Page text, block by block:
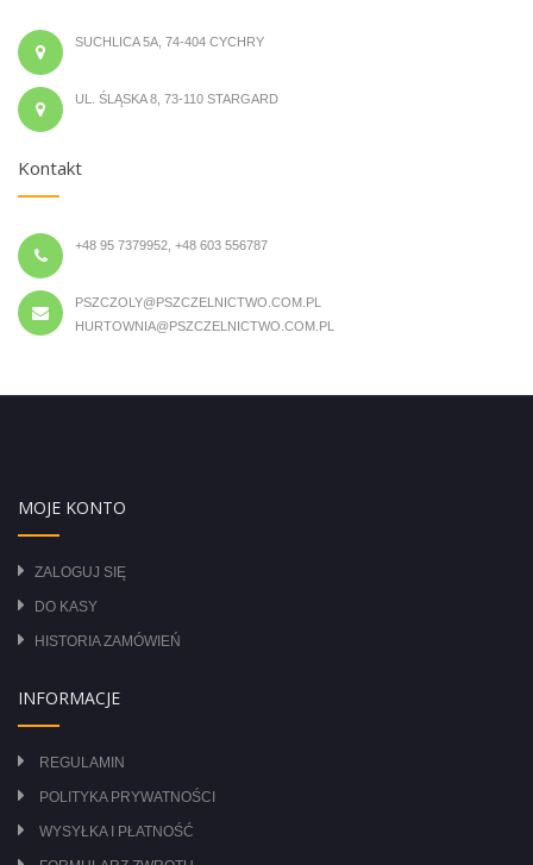
SUCHLICA 5A, 74-404 CYCHRY
UL. ŚLĄSKA 8, 73-110 STARGARD
Kontakt
+48 95 7379952, +48 603 556787
PSZCZOLY@PSZCZELNICTWO.COM.PL
HURTOWNIA@PSZCZELNICTWO.COM.PL
MOJE KONTO
ZALOGUJ SIĘ
DO KASY
HISTORIA ZAMÓWIEŃ
INFORMACJE
REGULAMIN
POLITYKA PRYWATNOŚCI
WYSYŁKA I PŁATNOŚĆ